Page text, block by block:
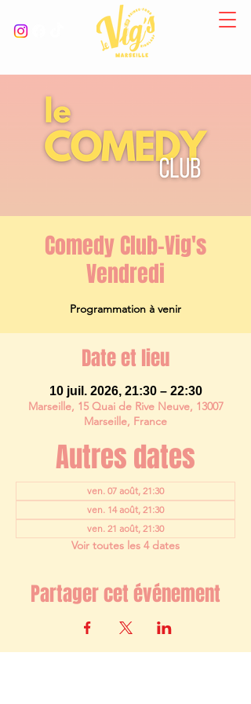
Comedy Club-Vig's
Vendredi
Programmation à venir
Date et lieu
10 juil. 2026, 21:30 – 22:30
Marseille, 15 Quai de Rive Neuve, 13007
Marseille, France
Autres dates
ven. 07 août, 21:30
ven. 14 août, 21:30
ven. 21 août, 21:30
Voir toutes les 4 dates
Partager cet événement